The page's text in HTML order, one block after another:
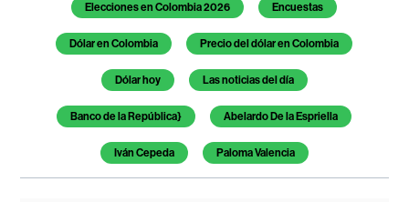
Elecciones en Colombia 2026 Encuestas
Dólar en Colombia Precio del dólar en Colombia
Dólar hoy Las noticias del día
Banco de la República} Abelardo De la Espriella
Iván Cepeda Paloma Valencia